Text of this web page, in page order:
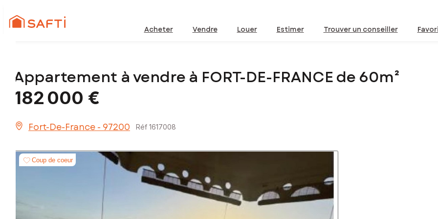
Acheter Vendre Louer Estimer Trouver un conseiller
Appartement à vendre à FORT-DE-FRANCE de 60m²
182 000 €
Fort-De-France - 97200 Réf 1617008
Coup de coeur